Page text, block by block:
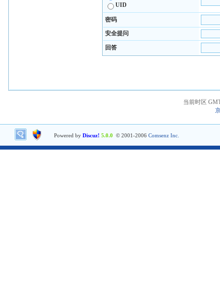
UID
密码
安全提问
回答
当前时区
Powered by Discuz! 5.0.0 © 2001-2006 Comsenz Inc.